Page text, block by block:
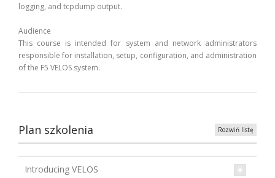
logging, and tcpdump output.
Audience
This course is intended for system and network administrators
responsible for installation, setup, configuration, and administration
of the F5 VELOS system.
Plan szkolenia Rozwiń listę
Introducing VELOS